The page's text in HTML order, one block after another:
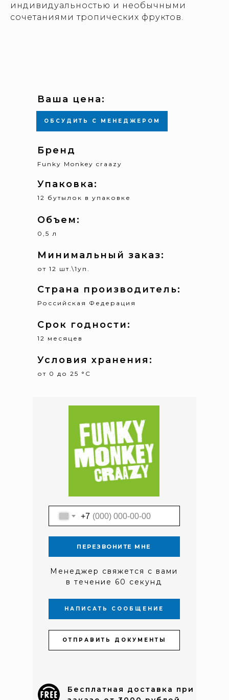
индивидуальностью и необычными
сочетаниями тропических фруктов.
Ваша цена:
Бренд
Funky Monkey craazy
ОБСУДИТЬ С МЕНЕДЖЕРОМ
Упаковка:
12 бутылок в упаковке
Объем:
0,5 л
Минимальный заказ:
от 12 шт.\1уп.
Страна производитель:
Российская Федерация
Срок годности:
12 месяцев
Условия хранения:
от 0 до 25 °С
+7
ПЕРЕЗВОНИТЕ МНЕ
Менеджер свяжется с вами
в течение 60 секунд
НАПИСАТЬ СООБЩЕНИЕ
ОТПРАВИТЬ ДОКУМЕНТЫ
Бесплатная доставка при